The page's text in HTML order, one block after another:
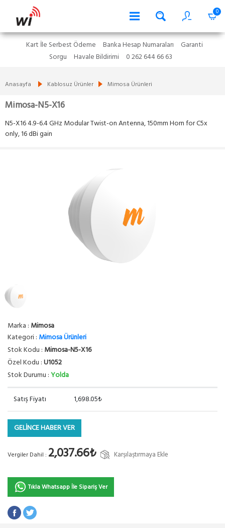
0
Kart İle Serbest Ödeme Banka Hesap Numaraları
Garanti
Sorgu
Havale Bildirimi 0 262 644 66 63
Anasayfa Kablosuz Ürünler Mimosa Ürünleri
Mimosa-N5-X16
N5-X16 4.9-6.4 GHz Modular Twist-on Antenna, 150mm Horn for C5x
only, 16 dBi gain
Marka : Mimosa
Kategori : Mimosa Ürünleri
Stok Kodu : Mimosa-N5-X16
Özel Kodu :U1052
Stok Durumu :Yolda
Satış Fiyatı 1,698.05₺
GELİNCE HABER VER
Vergiler Dahil : 2,037.66₺ Karşılaştırmaya Ekle
Tıkla Whatsapp İle Sipariş Ver